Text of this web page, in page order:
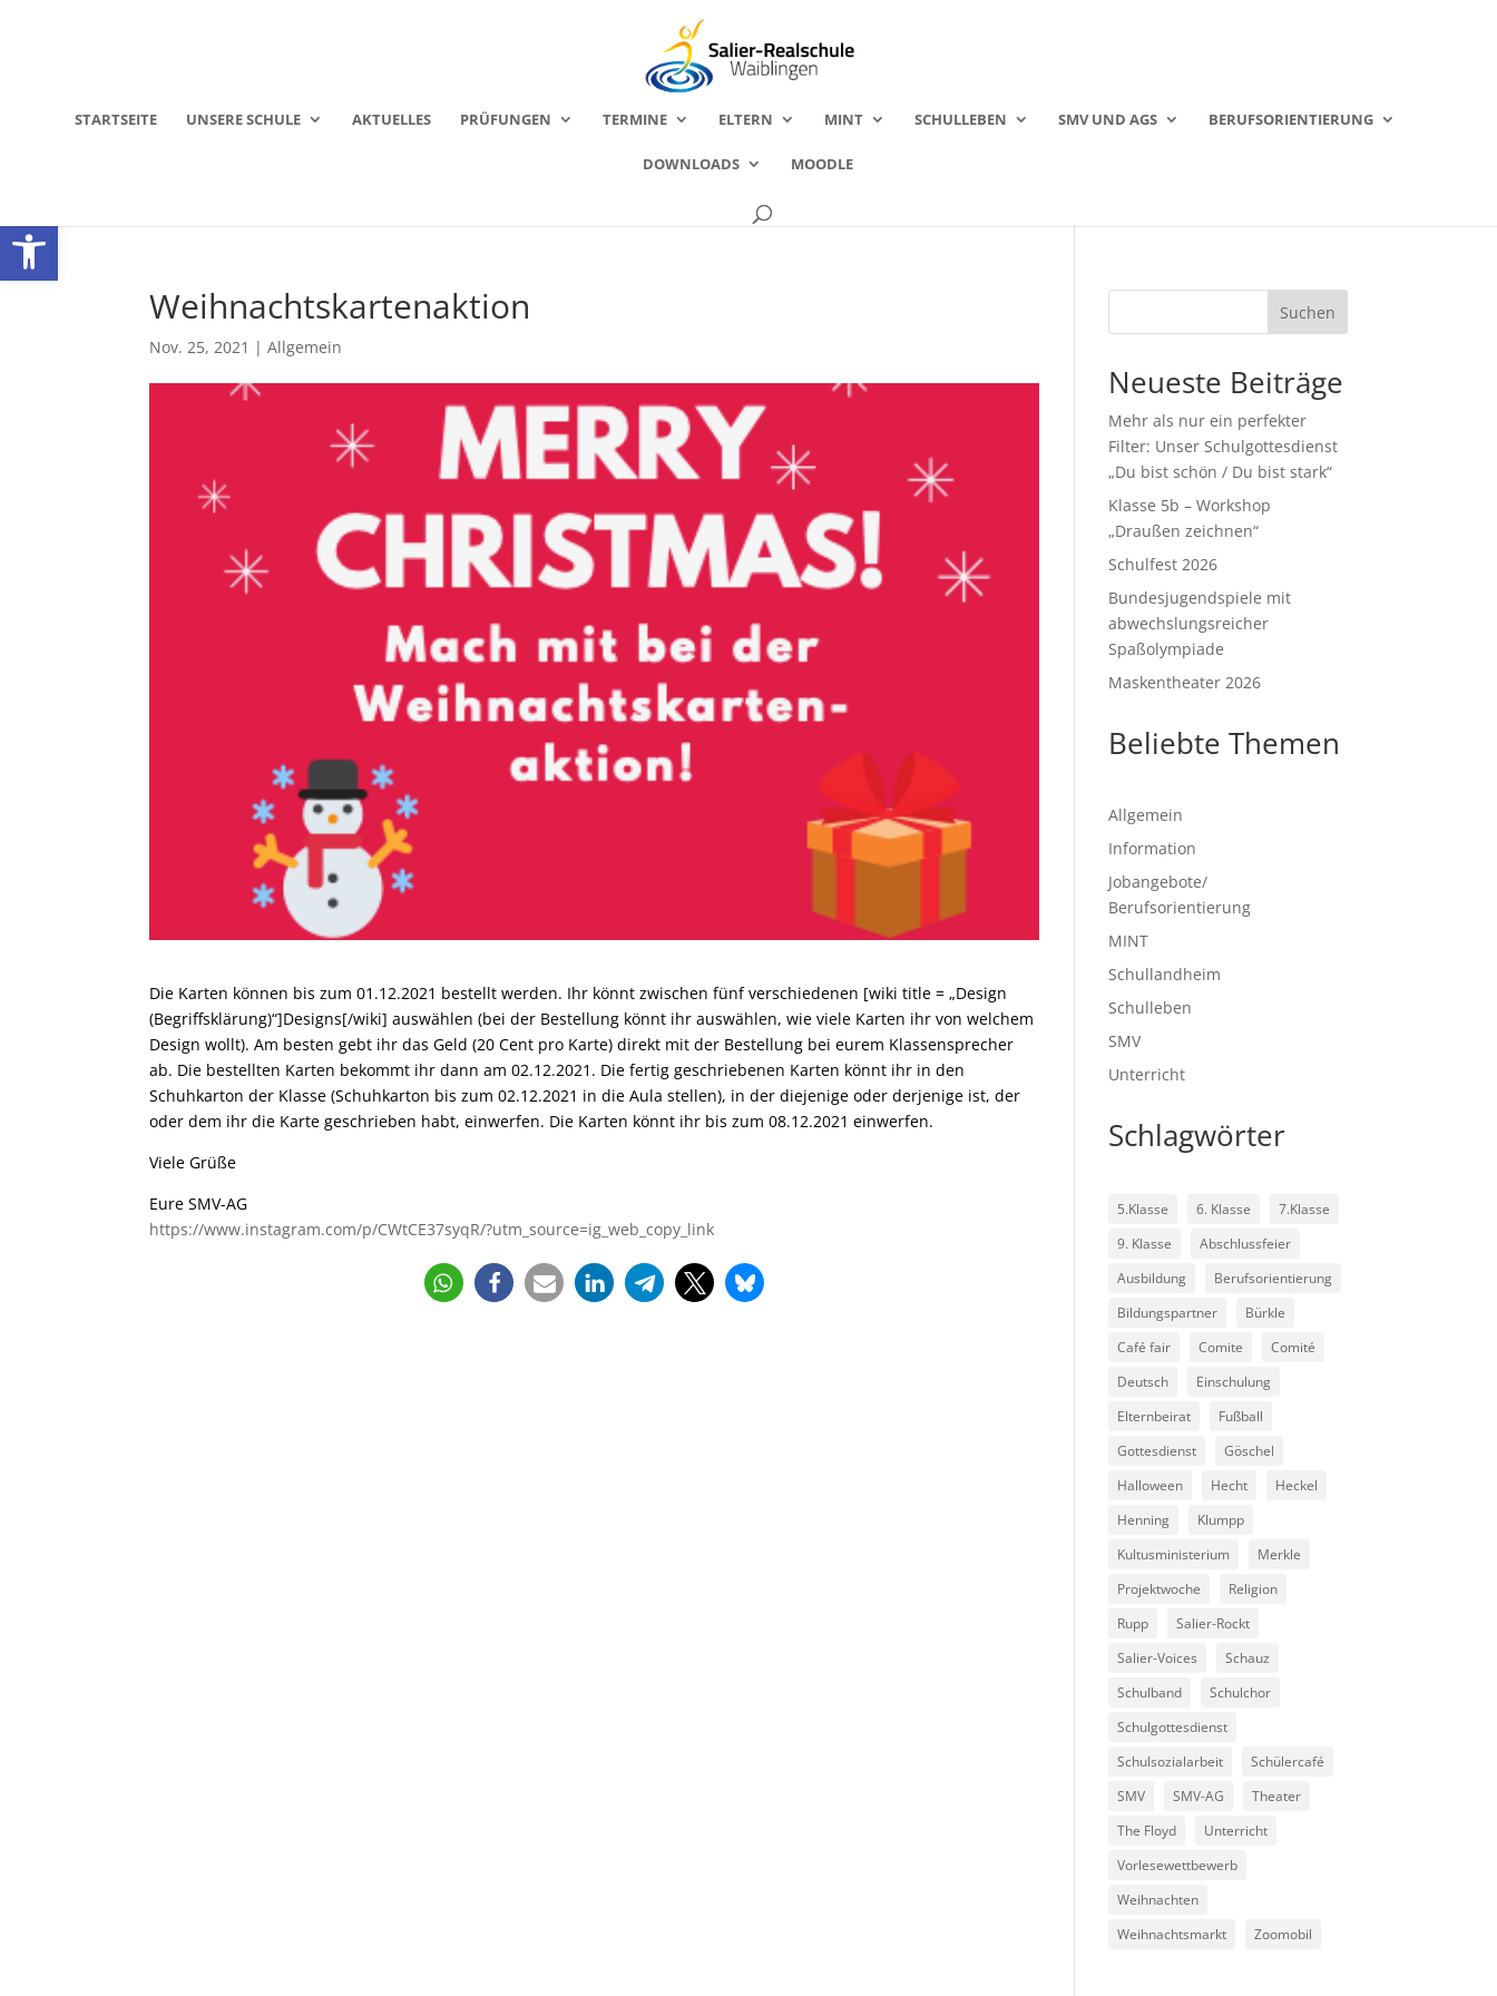
Werkzeugleiste öffnen
STARTSEITE UNSERE SCHULE AKTUELLES PRÜFUNGEN TERMINE ELTERN MINT SCHULLEBEN SMV UND AGS BERUFSORIENTIERUNG
DOWNLOADS MOODLE
Weihnachtskartenaktion
Nov. 25, 2021 |Allgemein
Die Karten können bis zum 01.12.2021 bestellt werden. Ihr könnt zwischen fünf verschiedenen [wiki title = „Design
(Begriffsklärung)“]Designs[/wiki] auswählen (bei der Bestellung könnt ihr auswählen, wie viele Karten ihr von welchem
Design wollt). Am besten gebt ihr das Geld (20 Cent pro Karte) direkt mit der Bestellung bei eurem Klassensprecher
ab. Die bestellten Karten bekommt ihr dann am 02.12.2021. Die fertig geschriebenen Karten könnt ihr in den
Schuhkarton der Klasse (Schuhkarton bis zum 02.12.2021 in die Aula stellen), in der diejenige oder derjenige ist, der
oder dem ihr die Karte geschrieben habt, einwerfen. Die Karten könnt ihr bis zum 08.12.2021 einwerfen.
Viele Grüße
Eure SMV-AG
https://www.instagram.com/p/CWtCE37syqR/?utm_source=ig_web_copy_link
Suchen
Neueste Beiträge
Mehr als nur ein perfekter
Filter: Unser Schulgottesdienst
„Du bist schön / Du bist stark“
Klasse 5b – Workshop
„Draußen zeichnen“
Schulfest 2026
Bundesjugendspiele mit
abwechslungsreicher
Spaßolympiade
Maskentheater 2026
Beliebte Themen
Allgemein
Information
Jobangebote/
Berufsorientierung
MINT
Schullandheim
Schulleben
SMV
Unterricht
Schlagwörter
5.Klasse 6. Klasse
7.Klasse
9. Klasse
Abschlussfeier
Ausbildung
Berufsorientierung
Bildungspartner
Bürkle
Café fair
Comite
Comité
Deutsch
Einschulung
Elternbeirat
Fußball
Gottesdienst
Göschel
Halloween
Hecht
Heckel
Henning
Klumpp
Kultusministerium
Merkle
Projektwoche
Religion
Rupp
Salier-Rockt
Salier-Voices
Schauz
Schulband
Schulchor
Schulgottesdienst
Schulsozialarbeit
Schülercafé
SMV
SMV-AG
Theater
The Floyd
Unterricht
Vorlesewettbewerb
Weihnachten
Weihnachtsmarkt
Zoomobil